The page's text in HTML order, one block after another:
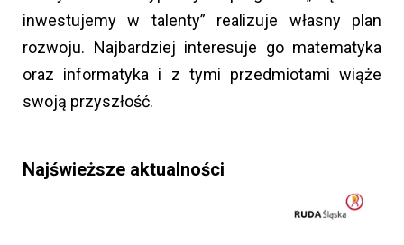
inwestujemy w talenty” realizuje własny plan
rozwoju. Najbardziej interesuje go matematyka
oraz informatyka i z tymi przedmiotami wiąże
swoją przyszłość.
Najświeższe aktualności